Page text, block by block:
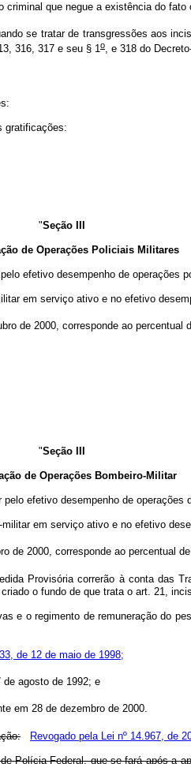
que negue a existência do fato
se tratar de transgressões aos
316, 317 e seu § 1 o , e 318 do
gratificações:
"Seção III
de Operações Policiais Militares
efetivo desempenho de operações
em serviço ativo e no efetivo
de 2000, corresponde ao
"Seção III
de Operações Bombeiro-Militar
efetivo desempenho de operações
em serviço ativo e no efetivo
de 2000, corresponde ao percentual
Provisória correrão à conta das
o fundo de que trata o art. 21,
e o regimento de remuneração do
de 12 de maio de 1998;
de agosto de 1992; e
em 28 de dezembro de 2000.
Revogado pela Lei nº 14.967, de
Polícia Federal, que se fará após a